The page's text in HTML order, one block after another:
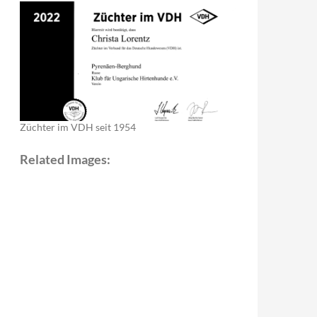
Züchter im VDH seit 1954
Related Images: